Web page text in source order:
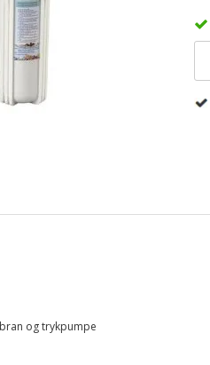
og trykpumpe